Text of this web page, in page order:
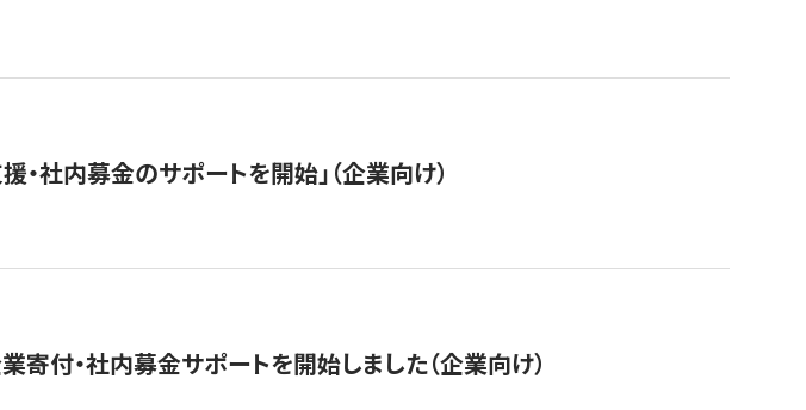
社内募金のサポートを開始」（企業向け）
付・社内募金サポートを開始しました（企業向け）